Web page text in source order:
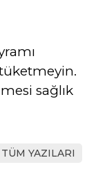
sağlık
TÜM YAZILARI